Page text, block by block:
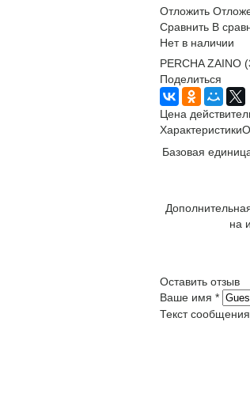
Отложить
Сравнить В
Нет в наличии
PERCHA ZAINO
Поделиться
Цена
Характеристики
Базовая
на
Оставить отзыв
Ваше имя *
Текст сообщения